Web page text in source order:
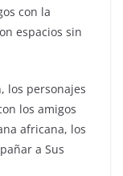
con la
espacios sin
los personajes
los amigos
africana, los
a Sus